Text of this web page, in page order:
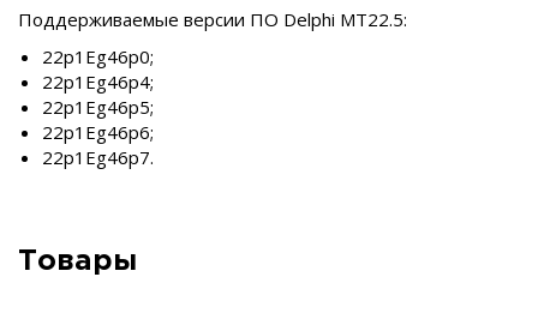
Поддерживаемые версии ПО Delphi MT22.5:
22p1Eg46p0;
22p1Eg46p4;
22p1Eg46p5;
22p1Eg46p6;
22p1Eg46p7.
Товары